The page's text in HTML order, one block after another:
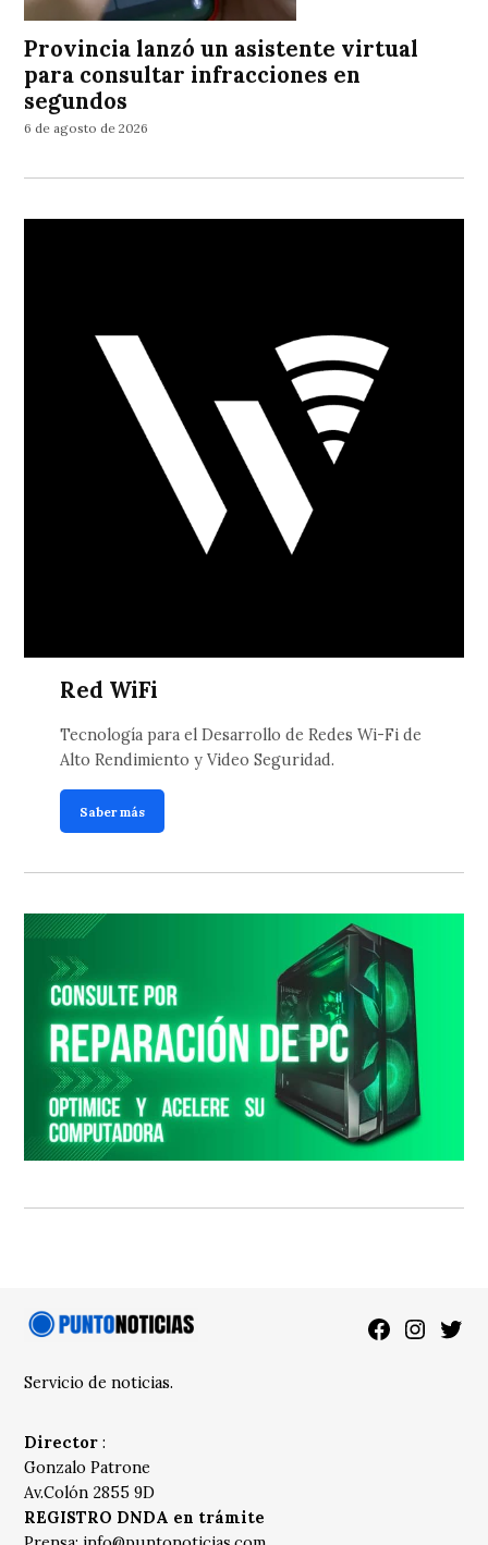
Provincia lanzó un asistente virtual
para consultar infracciones en
segundos
6 de agosto de 2026
Red WiFi
Tecnología para el Desarrollo de Redes Wi-Fi de
Alto Rendimiento y Video Seguridad.
Saber más
Facebook
Servicio de noticias.
Director :
Gonzalo Patrone
Av.Colón 2855 9D
REGISTRO DNDA en trámite